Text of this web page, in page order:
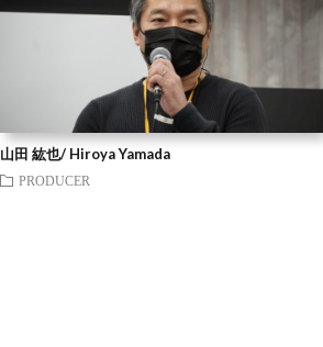
山田 紘也/ Hiroya Yamada
PRODUCER